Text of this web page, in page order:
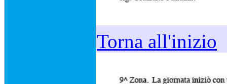
Torna all'inizio